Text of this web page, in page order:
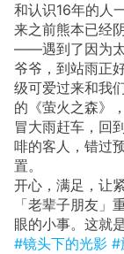
和认识16年的人
来之前熊本已经
——遇到了因为太
爷爷，到站雨正
级可爱过来和我
的《萤火之森》
冒大雨赶车，回
啡的客人，错过
置。
开心，满足，让
「老辈子朋友」
眼的小事。这就
#镜头下的光影 #